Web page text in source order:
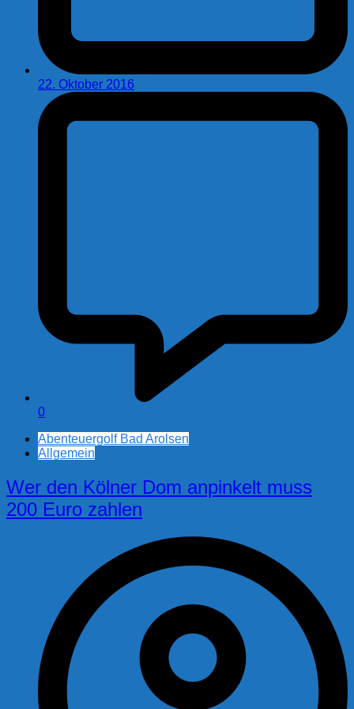
22. Oktober 2016
0
Abenteuergolf Bad Arolsen
Allgemein
Wer den Kölner Dom anpinkelt muss
200 Euro zahlen